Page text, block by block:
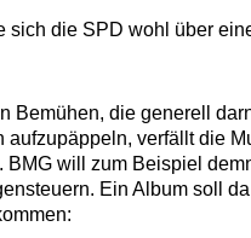
sich die SPD wohl über
Bemühen, die generell
aufzupäppeln, verfällt die
BMG will zum Beispiel
Ein Album soll